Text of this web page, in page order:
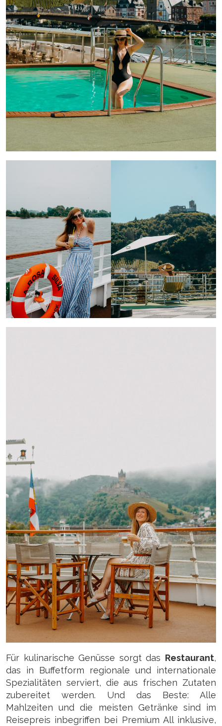
Für kulinarische Genüsse sorgt das Restaurant,
das in Buffetform regionale und internationale
Spezialitäten serviert, die aus frischen Zutaten
zubereitet werden. Und das Beste: Alle
Mahlzeiten und die meisten Getränke sind im
Reisepreis inbegriffen bei Premium All inklusive,